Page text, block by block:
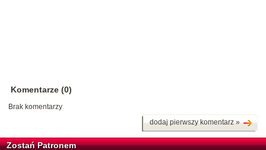
Komentarze (0)
Brak komentarzy
dodaj pierwszy komentarz »
Zostań Patronem